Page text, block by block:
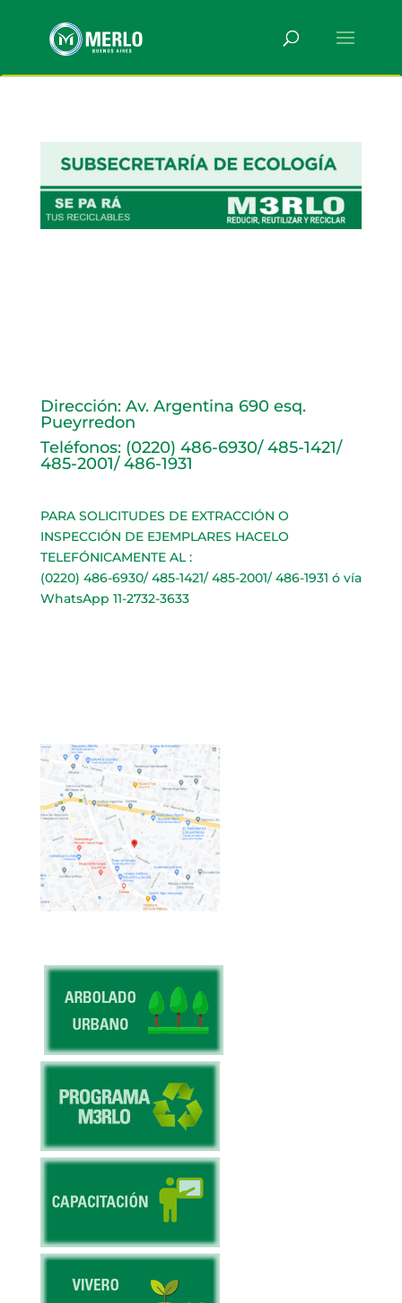
Dirección: Av. Argentina 690 esq.
Pueyrredon
Teléfonos: (0220) 486-6930/ 485-1421/
485-2001/ 486-1931
PARA SOLICITUDES DE EXTRACCIÓN O
INSPECCIÓN DE EJEMPLARES HACELO
TELEFÓNICAMENTE AL :
(0220) 486-6930/ 485-1421/ 485-2001/ 486-1931 ó vía
WhatsApp 11-2732-3633